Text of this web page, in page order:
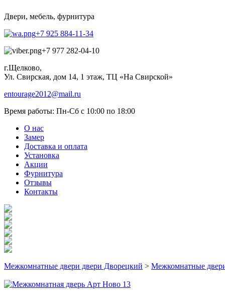
Двери, мебель, фурнитура
+7 925 884-11-34
+7 977 282-04-10
г.Щелково,
Ул. Свирская, дом 14, 1 этаж, ТЦ «На Свирской»
entourage2012@mail.ru
Время работы: Пн-Сб с 10:00 по 18:00
О нас
Замер
Доставка и оплата
Установка
Акции
Фурнитура
Отзывы
Контакты
Межкомнатные двери двери Дворецкий > Межкомнатные